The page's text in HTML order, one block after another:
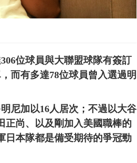
位球員與大聯盟球隊有簽訂
而有多達78位球員曾入選過明
尼加以16人居次；不過以大谷
正尚、以及剛加入美國職棒的
日本隊都是備受期待的爭冠勁